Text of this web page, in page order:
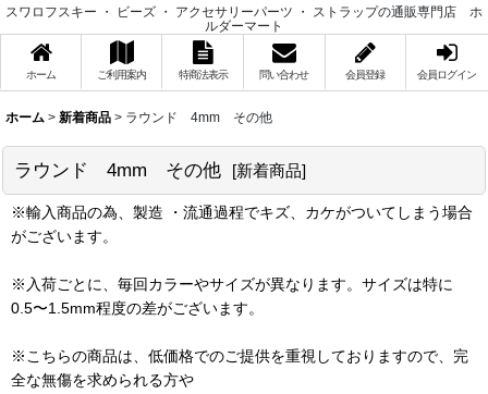
スワロフスキー ・ ビーズ ・ アクセサリーパーツ ・ ストラップの通販専門店 ホ
ルダーマート
ホーム ご利用案内 特商法表示 問い合わせ 会員登録 会員ログイン
ホーム > 新着商品 > ラウンド 4mm その他
ラウンド 4mm その他 [新着商品]
※輸入商品の為、製造 ・流通過程でキズ、カケがついてしまう場合
がございます。
※入荷ごとに、毎回カラーやサイズが異なります。サイズは特に
0.5〜1.5mm程度の差がございます。
※こちらの商品は、低価格でのご提供を重視しておりますので、完
全な無傷を求められる方や